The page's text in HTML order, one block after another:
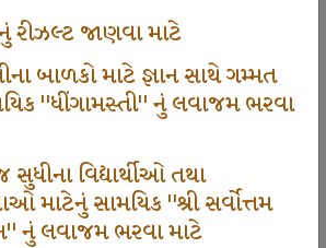
રીઝલ્ટ જાણવા માટે
બાળકો માટે જ્ઞાન સાથે ગમ્મત
"ધીંગામસ્તી" નું લવાજમ ભરવા
વિદ્યાર્થીઓ તથા
માટેનું સામયિક "શ્રી સર્વોત્તમ
નું લવાજમ ભરવા માટે
1000
School In GKIQ